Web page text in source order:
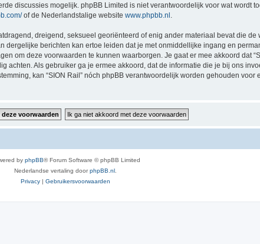
discussies mogelijk. phpBB Limited is niet verantwoordelijk voor wat wordt
of de Nederlandstalige website www.phpbb.nl
dreigend, seksueel georiënteerd of enig ander materiaal bevat die
dergelijke berichten kan ertoe leiden dat je met onmiddellijke ingang en
om deze voorwaarden te kunnen waarborgen. Je gaat er mee akkoord dat
Als gebruiker ga je ermee akkoord, dat de informatie die je bij ons
kan “SION Rail” nóch phpBB verantwoordelijk worden gehouden
by phpBB® Forum Software © phpBB Limited
Nederlandse vertaling doorphpBB.nl
Privacy | Gebruikersvoorwaarden